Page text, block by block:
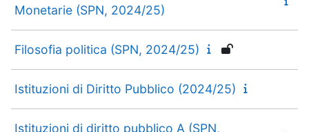
Monetarie (SPN, 2024/25)
Filosofia politica (SPN, 2024/25)
Istituzioni di Diritto Pubblico (2024/25)
Istituzioni di diritto pubblico A (SPN,